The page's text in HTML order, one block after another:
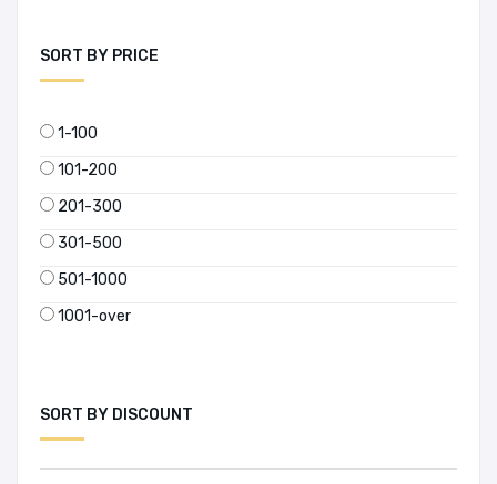
SORT BY PRICE
1-100
101-200
201-300
301-500
501-1000
1001-over
SORT BY DISCOUNT